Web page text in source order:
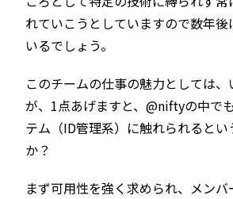
れていこうとしていますので数年後
いるでしょう。
このチームの仕事の魅力としては
が、1点あげますと、@niftyの中で
テム（ID管理系）に触れられるとい
か？
まず可用性を強く求められ、メン